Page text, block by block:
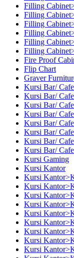
Filling
Filling
Filling
Filling
Filling
Filling
Fire Proof
Flip Chart
Graver
Kursi Bar/
Kursi Bar/
Kursi Bar/
Kursi Bar/
Kursi Bar/
Kursi Bar/
Kursi Bar/
Kursi Bar/
Kursi Gaming
Kursi Kantor
Kursi
Kursi
Kursi
Kursi
Kursi
Kursi
Kursi
Kursi
Kursi